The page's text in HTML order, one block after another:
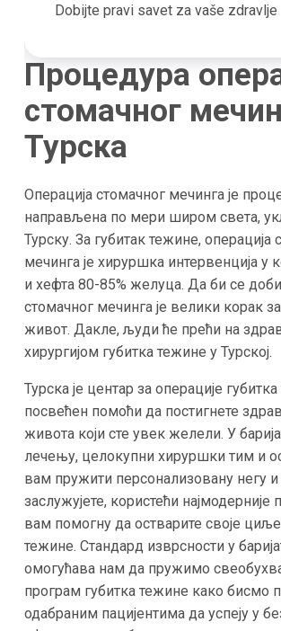
Dobijte pravi savet za vaše zdravlje
Процедура
стомачног
Турска
Операција стомачног мечинга је
направљена по мери широм света,
Турску. За губитак тежине, операција
мечинга је хируршка интервенција у
и хефта 80-85% желуца. Да би се
стомачног мечинга је велики корак
живот. Дакле, људи ће прећи на
хирургијом губитка тежине у Турској.
Турска је центар за операције
посвећен помоћи да постигнете
живота који сте увек желели. У
лечењу, целокупни хируршки тим и
вам пружити персонализовану негу
заслужујете, користећи
вам помогну да остварите своје
тежине. Стандард изврсности у
омогућава нам да пружимо
програм губитка тежине како бисмо
одабраним пацијентима да успеју у